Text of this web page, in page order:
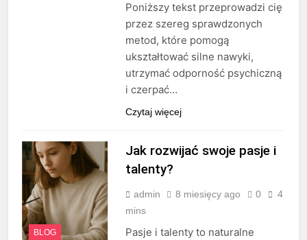
Poniższy tekst przeprowadzi cię
przez szereg sprawdzonych
metod, które pomogą
ukształtować silne nawyki,
utrzymać odporność psychiczną
i czerpać…
Czytaj więcej
BLOG
Jak rozwijać swoje pasje i
talenty?
admin 8 miesięcy ago 0
4
mins
Pasje i talenty to naturalne